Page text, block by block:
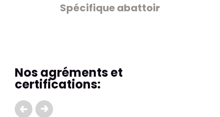
Spécifique abattoir
Nos agréments et
certifications: